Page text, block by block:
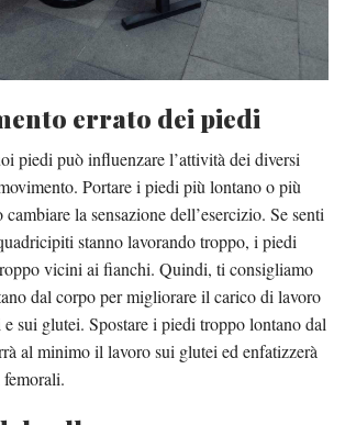
errato dei piedi
piedi può influenzare l’attività dei diversi
Portare i piedi più lontano o più
la sensazione dell’esercizio. Se senti
stanno lavorando troppo, i piedi
vicini ai fianchi. Quindi, ti consigliamo
dal corpo per migliorare il carico di lavoro
sui glutei. Spostare i piedi troppo lontano dal
al minimo il lavoro sui glutei ed enfatizzerà